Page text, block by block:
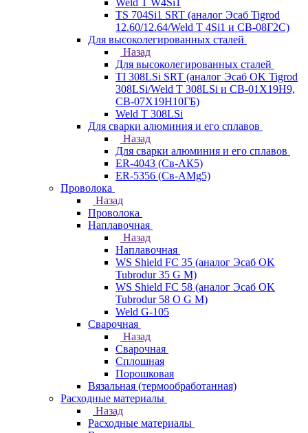
Weld T W4Si1
TS 704Si1 SRT (аналог Эсаб Tigrod
12.60/12.64/Weld T 4Si1 и СВ-08Г2С)
Для высоколегированных сталей
Назад
Для высоколегированных сталей
TI 308LSi SRT (аналог Эсаб OK Tigrod
308LSi/Weld T 308LSi и СВ-01Х19Н9,
СВ-07Х19Н10ГБ)
Weld T 308LSi
Для сварки алюминия и его сплавов
Назад
Для сварки алюминия и его сплавов
ER-4043 (Св-АК5)
ER-5356 (Св-АМg5)
Проволока
Назад
Проволока
Наплавочная
Назад
Наплавочная
WS Shield FC 35 (аналог Эсаб OK
Tubrodur 35 G M)
WS Shield FC 58 (аналог Эсаб OK
Tubrodur 58 O G M)
Weld G-105
Сварочная
Назад
Сварочная
Сплошная
Порошковая
Вязальная (термообработанная)
Расходные материалы
Назад
Расходные материалы